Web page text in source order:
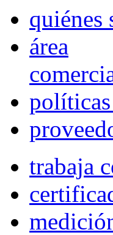
quiénes
área
trabaja